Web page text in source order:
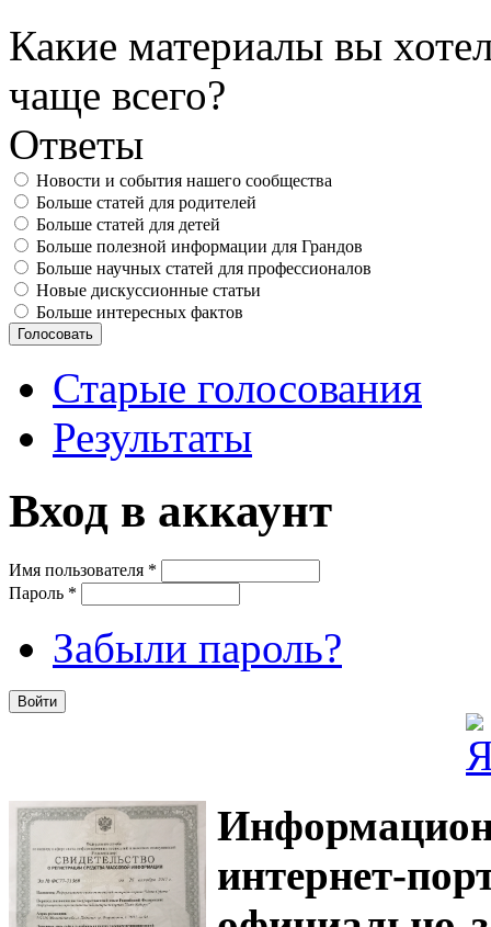
Какие материалы вы
чаще всего?
Ответы
Новости и события нашего сообщества
Больше статей для родителей
Больше статей для детей
Больше полезной информации для Грандов
Больше научных статей для профессионалов
Новые дискуссионные статьи
Больше интересных фактов
Старые голосования
Результаты
Вход в аккаунт
Имя пользователя *
Пароль *
Забыли пароль?
интернет-